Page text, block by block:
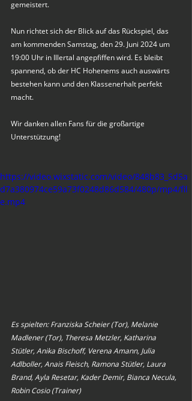
gemeistert.
Nun richtet sich der Blick auf das Rückspiel, das
am kommenden Samstag, den 29. Juni 2024 um
19:00 Uhr in Illertal angepfiffen wird. Es bleibt
spannend, ob der HC Hohenems auch auswärts
bestehen kann und den Klassenerhalt perfekt
macht.
Wir danken allen Fans für die großartige
Unterstützung!
https://video.wixstatic.com/video/848b83_5d5a
d7a380974ce59a73f0248d86d584/480p/mp4/fil
e.mp4
Es spielten: Franziska Scheier (Tor), Melanie
Madlener (Tor), Theresa Metzler, Katharina
Stütler, Anika Bischoff, Verena Amann, Julia
Adlboller, Anais Fleisch, Ramona Stütler, Laura
Brand, Ayla Resetar, Kader Demir, Bianca Necula,
Robin Cosio (Trainer)